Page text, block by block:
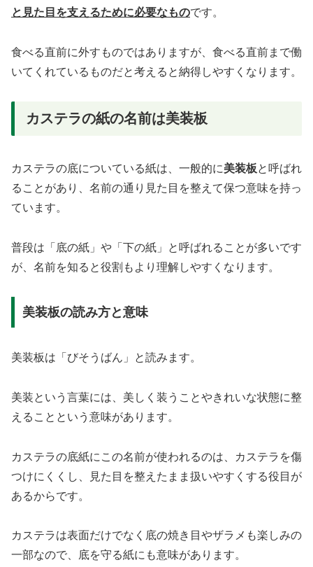
と見た目を支えるために必要なものです。
食べる直前に外すものではありますが、食べる直前まで働
いてくれているものだと考えると納得しやすくなります。
カステラの紙の名前は美装板
カステラの底についている紙は、一般的に美装板と呼ばれ
ることがあり、名前の通り見た目を整えて保つ意味を持っ
ています。
普段は「底の紙」や「下の紙」と呼ばれることが多いです
が、名前を知ると役割もより理解しやすくなります。
美装板の読み方と意味
美装板は「びそうばん」と読みます。
美装という言葉には、美しく装うことやきれいな状態に整
えることという意味があります。
カステラの底紙にこの名前が使われるのは、カステラを傷
つけにくくし、見た目を整えたまま扱いやすくする役目が
あるからです。
カステラは表面だけでなく底の焼き目やザラメも楽しみの
一部なので、底を守る紙にも意味があります。